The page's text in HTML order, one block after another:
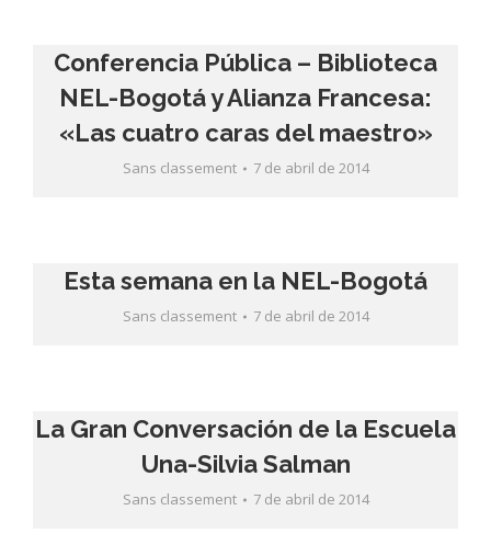
Conferencia Pública – Biblioteca
NEL-Bogotá y Alianza Francesa:
«Las cuatro caras del maestro»
Sans classement 7 de abril de 2014
Esta semana en la NEL-Bogotá
Sans classement 7 de abril de 2014
La Gran Conversación de la Escuela
Una-Silvia Salman
Sans classement 7 de abril de 2014